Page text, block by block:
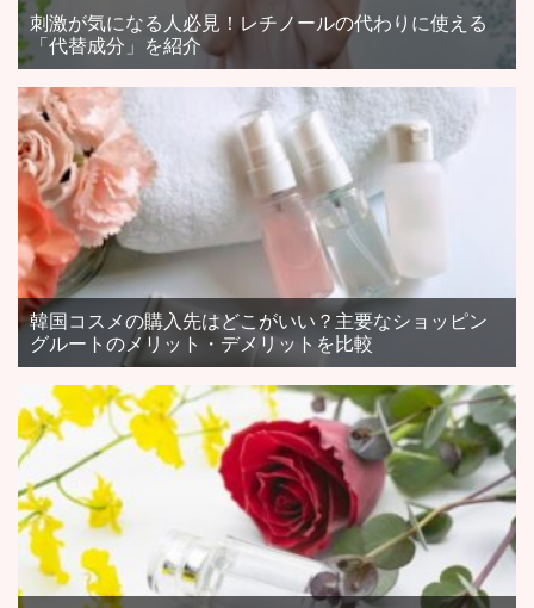
刺激が気になる人必見！レチノールの代わりに使える
「代替成分」を紹介
韓国コスメの購入先はどこがいい？主要なショッピン
グルートのメリット・デメリットを比較